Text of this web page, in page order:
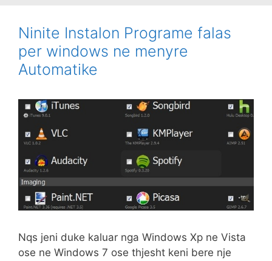
Ninite Instalon Programe falas
per windows ne menyre
Automatike
Nqs jeni duke kaluar nga Windows Xp ne Vista
ose ne Windows 7 ose thjesht keni bere nje